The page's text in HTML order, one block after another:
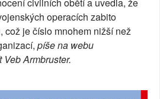
operacích zabito
což je číslo mnohem nižší než
píše na webu
Armbruster.